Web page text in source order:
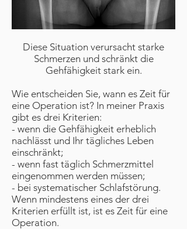
Diese Situation verursacht starke
Schmerzen und schränkt die
Gehfähigkeit stark ein.
Wie entscheiden Sie, wann es Zeit für
eine Operation ist? In meiner Praxis
gibt es drei Kriterien:
- wenn die Gehfähigkeit erheblich
nachlässt und Ihr tägliches Leben
einschränkt;
- wenn fast täglich Schmerzmittel
eingenommen werden müssen;
- bei systematischer Schlafstörung.
Wenn mindestens eines der drei
Kriterien erfüllt ist, ist es Zeit für eine
Operation.